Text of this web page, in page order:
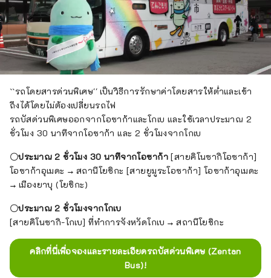
``รถโดยสารด่วนพิเศษ'' เป็นวิธีการรักษาค่าโดยสารให้ต่ำและเข้า
ถึงได้โดยไม่ต้องเปลี่ยนรถไฟ
รถบัสด่วนพิเศษออกจากโอซาก้าและโกเบ และใช้เวลาประมาณ 2
ชั่วโมง 30 นาทีจากโอซาก้า และ 2 ชั่วโมงจากโกเบ
〇ประมาณ 2 ชั่วโมง 30 นาทีจากโอซาก้า [สายคิโนซากิโอซาก้า]
โอซาก้าอุเมดะ → สถานีโยชิกะ [สายยูมูระโอซาก้า] โอซาก้าอุเมดะ
→ เมืองยาบุ (โยชิกะ)
〇ประมาณ 2 ชั่วโมงจากโกเบ
[สายคิโนซากิ-โกเบ] ที่ทำการจังหวัดโกเบ → สถานีโยชิกะ
คลิกที่นี่เพื่อจองและรายละเอียดรถบัสด่วนพิเศษ (Zentan
Bus)!